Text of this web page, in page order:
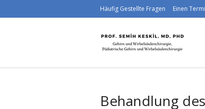
Häufig Gestellte Fragen Einen
Behandlung